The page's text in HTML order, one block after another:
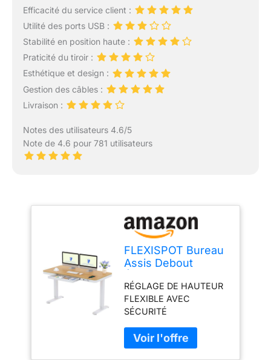
Efficacité du service client :
Utilité des ports USB :
Stabilité en position haute :
Praticité du tiroir :
Esthétique et design :
Gestion des câbles :
Livraison :
Notes des utilisateurs 4.6/5
Note de 4.6 pour 781 utilisateurs
FLEXISPOT Bureau
Assis Debout
x70cm avec
Affichage
LED,Fonction
Mémoire et Port
USB,Table
Électrique avec
RÉGLAGE DE HAUTEUR
FLEXIBLE AVEC
SÉCURITÉ
bureau ergonomique
s'ajuste en douceur